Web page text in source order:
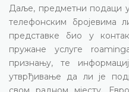
Даље, предметни подаци
телефонским бројевима
представке био у
пружане услуге
признању, те
утврђивање да ли је